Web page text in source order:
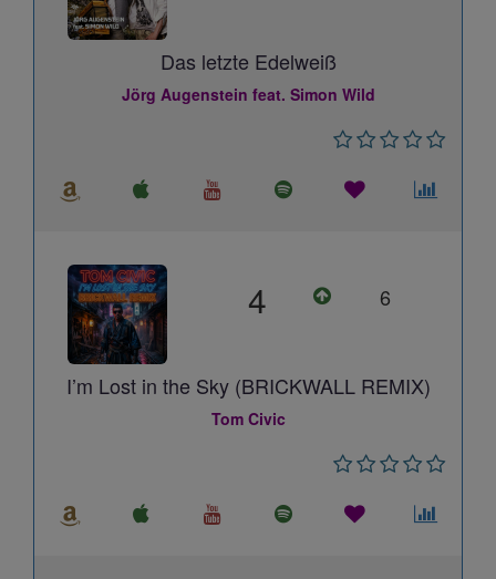
Das letzte Edelweiß
Jörg Augenstein feat. Simon Wild
4 6
I’m Lost in the Sky (BRICKWALL REMIX)
Tom Civic